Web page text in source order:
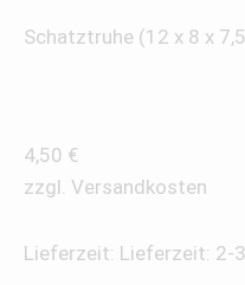
Schatztruhe (12 x 8 x
4,50 €
zzgl. Versandkosten
Lieferzeit: Lieferzeit: 2-